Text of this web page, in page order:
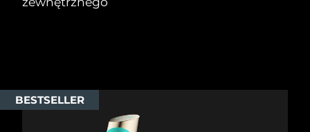
BESTSELLER
O NAS
Wyspa Man
Oczekiwany czas dostawy